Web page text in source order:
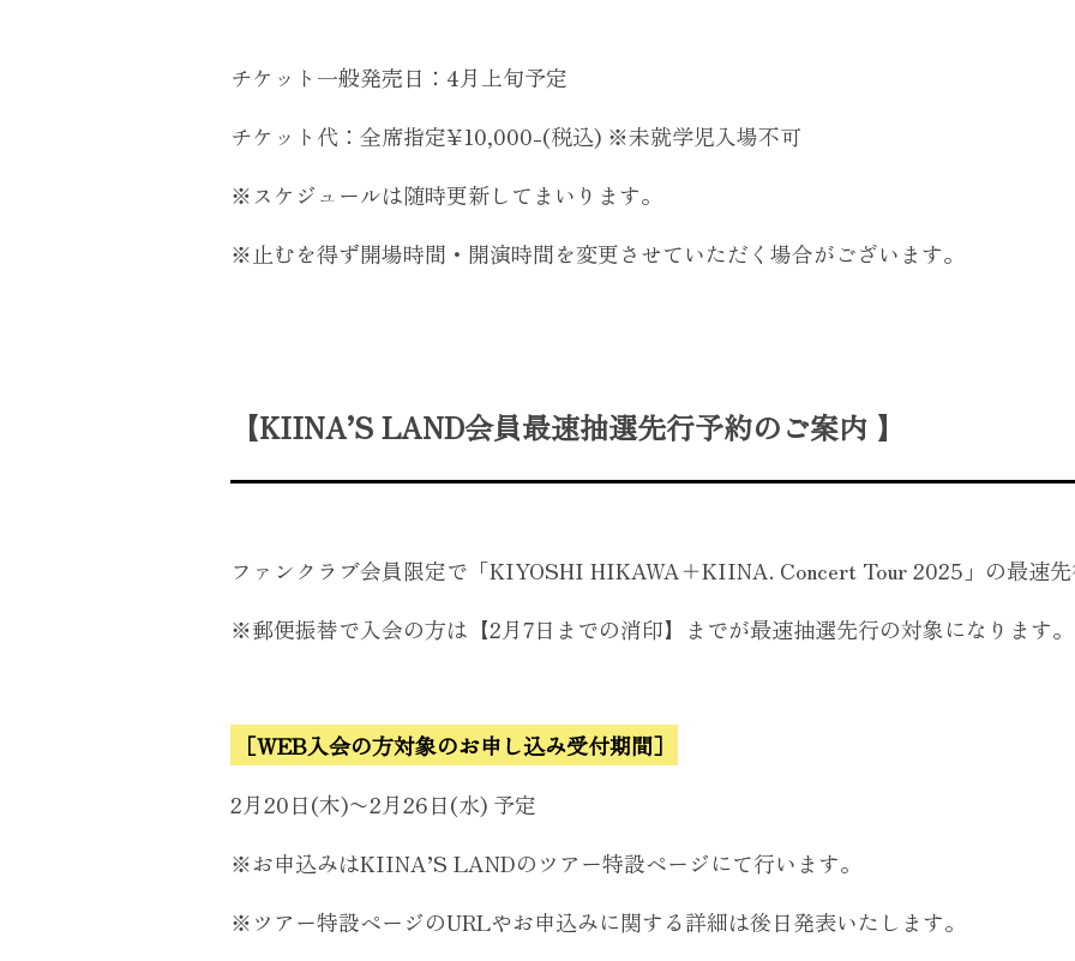
チケット一般発売日：4月上旬予定
チケット代：全席指定¥10,000-(税込) ※未就学児入場不可
※スケジュールは随時更新してまいります。
※止むを得ず開場時間・開演時間を変更させていただく場合がございます。
【KIINA’S LAND会員最速抽選先行予約のご案内 】
ファンクラブ会員限定で「KIYOSHI HIKAWA＋KIINA. Concert Tour 2025」の最速
※郵便振替で入会の方は【2月7日までの消印】までが最速抽選先行の対象になります。
［WEB入会の方対象のお申し込み受付期間］
2月20日(木)〜2月26日(水) 予定
※お申込みはKIINA’S LANDのツアー特設ページにて行います。
※ツアー特設ページのURLやお申込みに関する詳細は後日発表いたします。